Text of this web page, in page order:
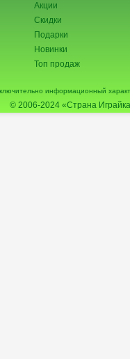
Акции
Скидки
Подарки
Новинки
Топ продаж
информационный
© 2006-2024 «Страна